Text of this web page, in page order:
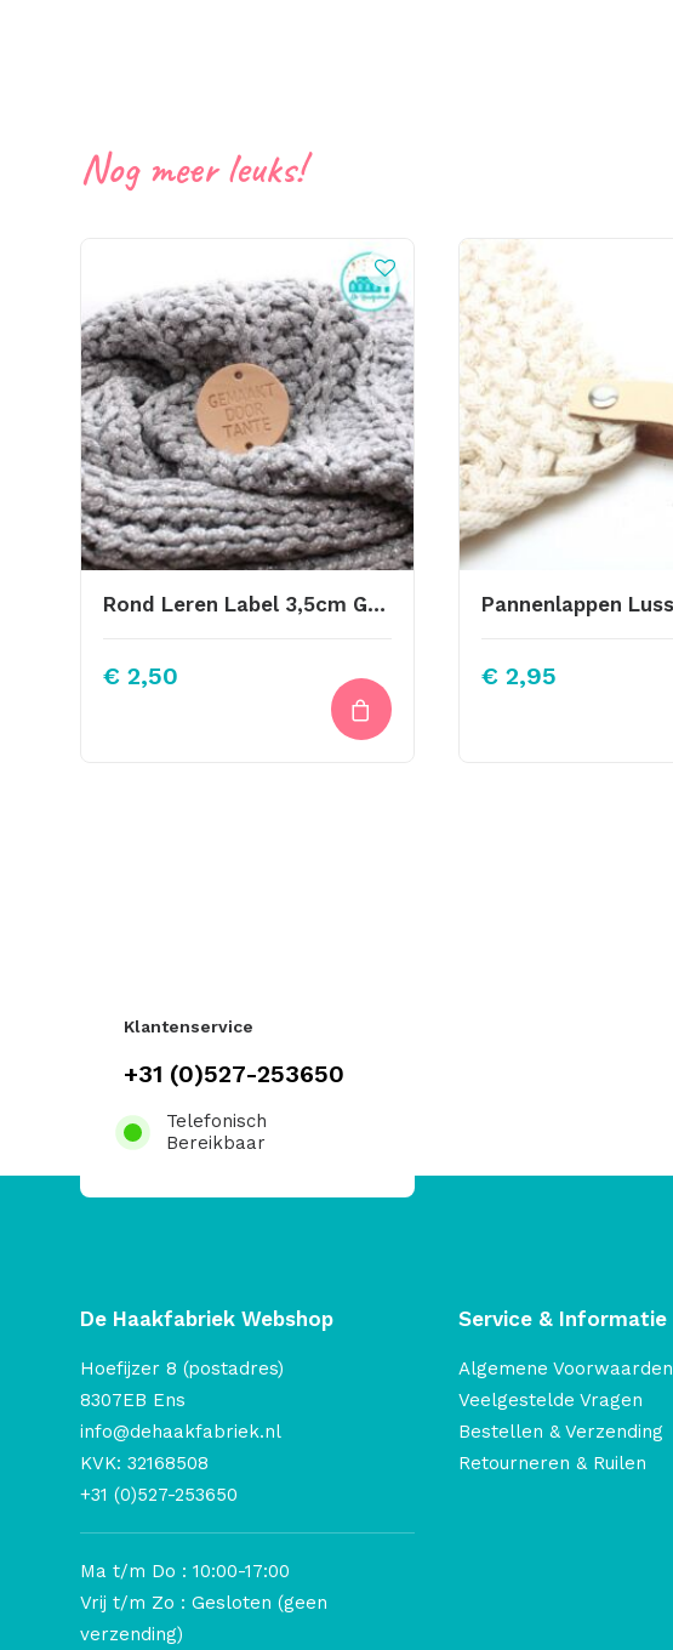
Nog meer leuks!
Rond Leren Label 3,5cm Gemaakt Door Tante
€ 2,50 € 2,95
Klantenservice
+31 (0)527-253650
Telefonisch
Bereikbaar
De Haakfabriek Webshop
Hoefijzer 8 (postadres)
8307EB Ens
info@dehaakfabriek.nl
KVK: 32168508
+31 (0)527-253650
Ma t/m Do : 10:00-17:00
Vrij t/m Zo : Gesloten (geen
verzending)
Service & Informatie
Algemene Voorwaarden
Veelgestelde Vragen
Bestellen & Verzending
Retourneren & Ruilen